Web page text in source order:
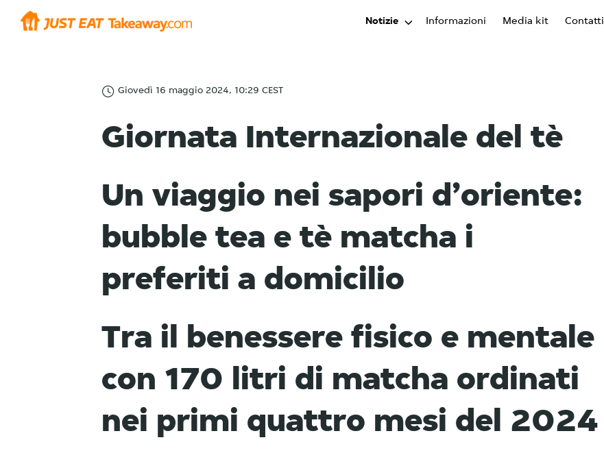
Notizie Informazioni Media kit Contatti
Giovedì 16 maggio 2024, 10:29 CEST
Giornata Internazionale del tè
Un viaggio nei sapori d’oriente:
bubble tea e tè matcha i
preferiti a domicilio
Tra il benessere fisico e mentale
con 170 litri di matcha ordinati
nei primi quattro mesi del 2024